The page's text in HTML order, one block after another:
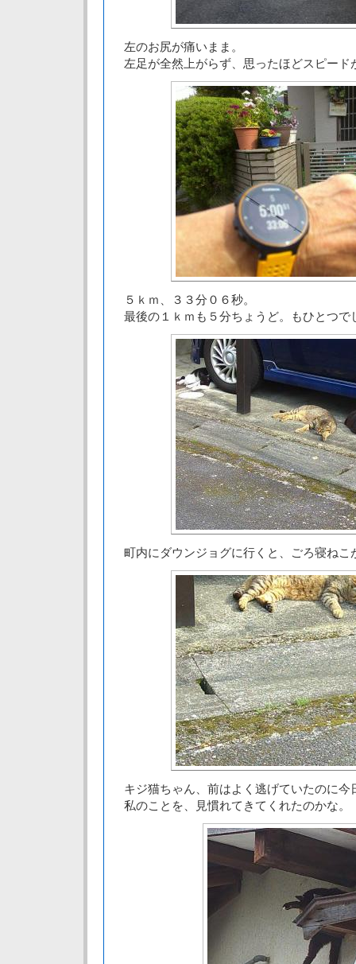
左のお尻が痛いまま。
左足が全然上がらず、思ったほどスピード
５ｋｍ、３３分０６秒。
最後の１ｋｍも５分ちょうど。もひとつで
町内にダウンジョグに行くと、ごろ寝ねこ
キジ猫ちゃん、前はよく逃げていたの
私のことを、見慣れてきてくれたのかな。